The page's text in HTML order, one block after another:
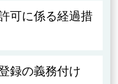
可に係る経過措
録の義務付け